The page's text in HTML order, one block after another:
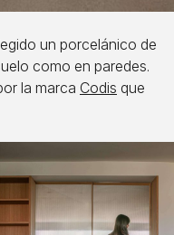
un porcelánico de
como en paredes.
la marca Codis que